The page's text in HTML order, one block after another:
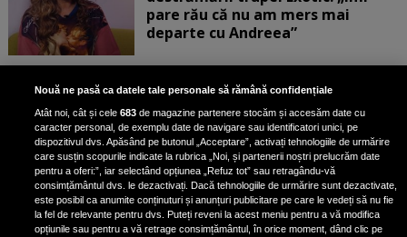
pare rău că nu am mers mai
departe cu Andreea”
Scene incredibile! Ilinca Vandici a
pus mâna pe aparatul de
fotografiat al unui paparazzo și i l-
a aruncat la gunoi: „S-a dus la
poliție. Nu mai aveam aer”
Oana Moșneagu, mărturisiri
despre începutul relației cu Vlad
Nouă ne pasă ca datele tale personale să rămână confidențiale
Atât noi, cât și cele683 de magazine partenere stocăm și accesăm date cu
caracter personal, de exemplu date de navigare sau identificatori unici, pe
dispozitivul dvs. Apăsând pe butonul „Acceptare”, activați tehnologiile de urmărire
care susțin scopurile indicate la rubrica „Noi, și partenerii noștri prelucrăm date
pentru a oferi:”, iar selectând opțiunea „Refuz tot” sau retragându-vă
consimțământul dvs. le dezactivați. Dacă tehnologiile de urmărire sunt dezactivate,
este posibil ca anumite conținuturi și anunțuri publicitare pe care le vedeți să nu fie
la fel de relevante pentru dvs. Puteți reveni la acest meniu pentru a vă modifica
opțiunile sau pentru a vă retrage consimțământul, în orice moment, dând clic pe